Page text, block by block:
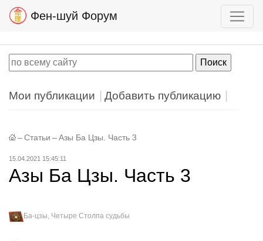
Фен-шуй Форум
Мои публикации Добавить публикацию
– Статьи – Азы Ба Цзы. Часть 3
15.04.2021 15:45:11
Азы Ба Цзы. Часть 3
Ба-цзы, Четыре Столпа судьбы